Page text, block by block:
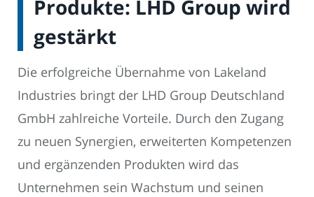
Produkte: LHD Group wird
gestärkt
Die erfolgreiche Übernahme von Lakeland
Industries bringt der LHD Group Deutschland
GmbH zahlreiche Vorteile. Durch den Zugang
zu neuen Synergien, erweiterten Kompetenzen
und ergänzenden Produkten wird das
Unternehmen sein Wachstum und seinen